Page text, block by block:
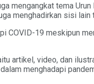
mengangkat tema
menghadirkan sisi lain
COVID-19 meskipun
artikel, video, dan
menghadapi